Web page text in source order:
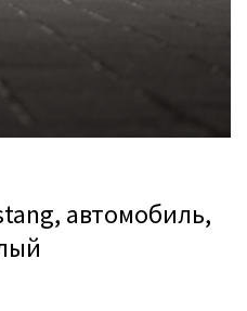
автомобиль,